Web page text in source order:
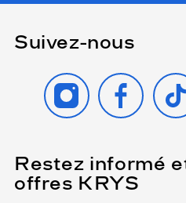
Suivez-nous
INSTAGRAMFACEBOOK
Restez informé
offres KRYS
Name
(Ce
champ
est
obligatoire)